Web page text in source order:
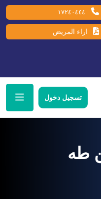
١٧٢٤٠٤٤٤
اراء المريض
تسجيل دخول
طه